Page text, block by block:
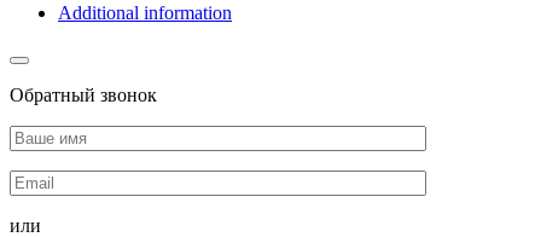
Additional information
Обратный звонок
или